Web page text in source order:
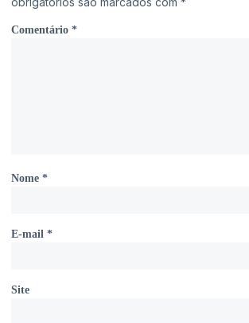
Comentário *
Nome *
E-mail *
Site